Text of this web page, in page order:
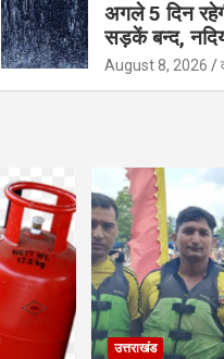
अगले 5 दिन
सड़कें बन्द,
August 8, 2026
उत्तराखंड